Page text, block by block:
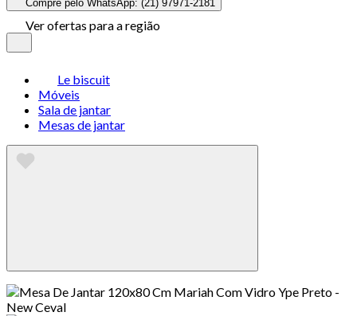
Compre pelo WhatsApp: (21) 97971-2181
Ver ofertas para a região
Le biscuit
Móveis
Sala de jantar
Mesas de jantar